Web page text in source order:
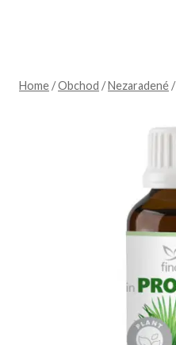
Home /Obchod /Nezaradené /